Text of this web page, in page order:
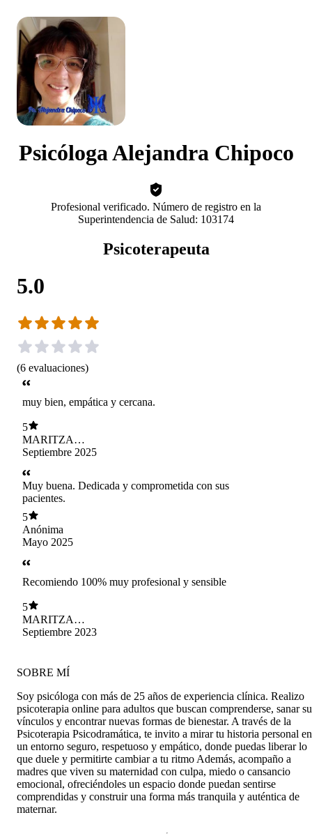
Psicóloga Alejandra Chipoco
Profesional verificado. Número de registro en la
Superintendencia de Salud: 103174
Psicoterapeuta
5.0
(6 evaluaciones)
muy bien, empática y cercana.
5
MARITZA
OLIVIA COCA
Septiembre 2025
Muy buena. Dedicada y comprometida con sus
pacientes.
5
Anónima
Mayo 2025
Recomiendo 100% muy profesional y sensible
5
MARITZA
OLIVIA COCA
Septiembre 2023
SOBRE MÍ
Soy psicóloga con más de 25 años de experiencia clínica. Realizo
psicoterapia online para adultos que buscan comprenderse, sanar
vínculos y encontrar nuevas formas de bienestar. A través de la
Psicoterapia Psicodramática, te invito a mirar tu historia personal en
un entorno seguro, respetuoso y empático, donde puedas liberar lo
que duele y permitirte cambiar a tu ritmo Además, acompaño a
madres que viven su maternidad con culpa, miedo o cansancio
emocional, ofreciéndoles un espacio donde puedan sentirse
comprendidas y construir una forma más tranquila y auténtica de
maternar.